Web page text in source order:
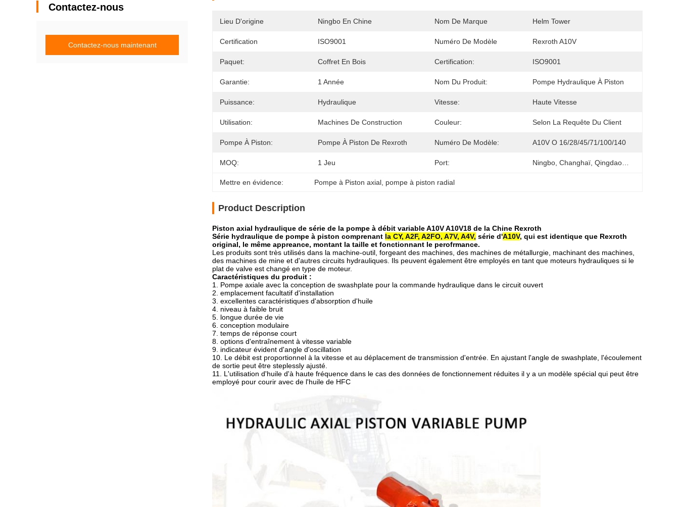
Contactez-nous
Contactez-nous maintenant
Lieu D'origine Ningbo En Chine Nom De Marque Helm Tower
Certification ISO9001 Numéro De Modèle Rexroth A10V
Paquet: Coffret En Bois Certification: ISO9001
Garantie: 1 Année Nom Du Produit: Pompe Hydraulique À Piston
Puissance: Hydraulique Vitesse: Haute Vitesse
Utilisation: Machines De Construction Couleur: Selon La Requête Du Client
Pompe À Piston: Pompe À Piston De Rexroth Numéro De Modèle: A10V O 16/28/45/71/100/140
MOQ: 1 Jeu Port: Ningbo, Changhaï, Qingdao…
Mettre en évidence: Pompe à Piston axial pompe à piston radial
Product Description
Piston axial hydraulique de série de la pompe à débit variable A10V A10V18 de la Chine Rexroth
Série hydraulique de pompe à piston comprenant la CY, A2F, A2FO, A7V, A4V, série d'A10V, qui est identique que Rexroth
original, le même appreance, montant la taille et fonctionnant le perofrmance.
Les produits sont très utilisés dans la machine-outil, forgeant des machines, des machines de métallurgie, machinant des machines,
des machines de mine et d'autres circuits hydrauliques. Ils peuvent également être employés en tant que moteurs hydrauliques si le
plat de valve est changé en type de moteur.
Caractéristiques du produit :
1. Pompe axiale avec la conception de swashplate pour la commande hydraulique dans le circuit ouvert
2. emplacement facultatif d'installation
3. excellentes caractéristiques d'absorption d'huile
4. niveau à faible bruit
5. longue durée de vie
6. conception modulaire
7. temps de réponse court
8. options d'entraînement à vitesse variable
9. indicateur évident d'angle d'oscillation
10. Le débit est proportionnel à la vitesse et au déplacement de transmission d'entrée. En ajustant l'angle de swashplate, l'écoulement
de sortie peut être steplessly ajusté.
11. L'utilisation d'huile d'à haute fréquence dans le cas des données de fonctionnement réduites il y a un modèle spécial qui peut être
employé pour courir avec de l'huile de HFC